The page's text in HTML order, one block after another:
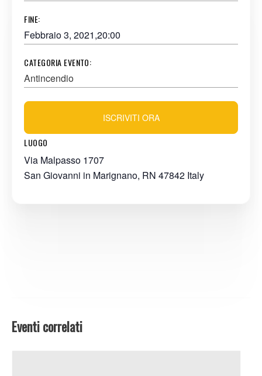
FINE:
Febbraio 3, 2021,20:00
CATEGORIA EVENTO:
Antincendio
LUOGO
Via Malpasso 1707
San Giovanni in Marignano, RN 47842 Italy
ISCRIVITI ORA
Eventi correlati